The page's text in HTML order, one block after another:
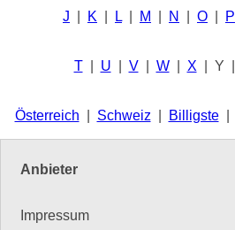
J K L M N O P
T| U V| W| X | Y |
Österreich Schweiz Billigste|
Anbieter
Impressum